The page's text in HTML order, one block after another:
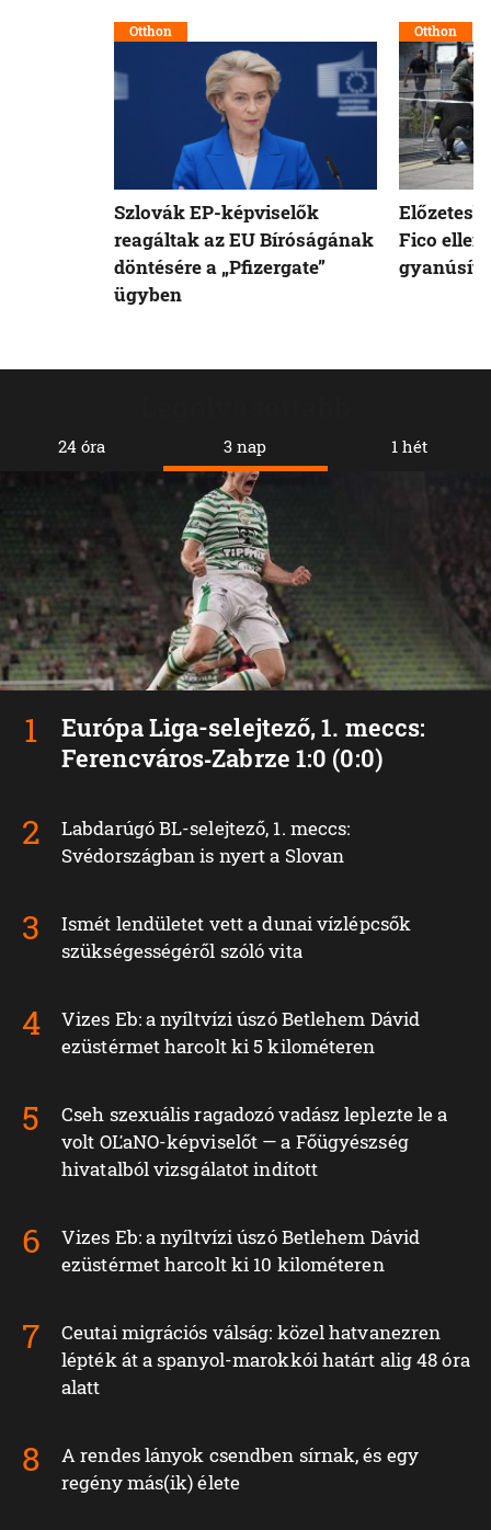
24 óra 3 nap
Európa Liga-selejtező, 1. meccs:
Ferencváros‑Zabrze 1:0 (0:0)
Labdarúgó BL-selejtező, 1. meccs:
Svédországban is nyert a Slovan
Ismét lendületet vett a dunai vízlépcsők
szükségességéről szóló vita
Vizes Eb: a nyíltvízi úszó Betlehem Dávid
ezüstérmet harcolt ki 5 kilométeren
Cseh szexuális ragadozó vadász leplezte le a
volt OĽaNO-képviselőt — a Főügyészség
hivatalból vizsgálatot indított
Vizes Eb: a nyíltvízi úszó Betlehem Dávid
ezüstérmet harcolt ki 10 kilométeren
Ceutai migrációs válság: közel hatvanezren
lépték át a spanyol-marokkói határt alig 48 óra
alatt
A rendes lányok csendben sírnak, és egy
regény más(ik) élete
1 hét
Otthon
Szlovák EP-képviselők
reagáltak az EU Bíróságának
döntésére a „Pfizergate”
ügyben
Otthon
Fico